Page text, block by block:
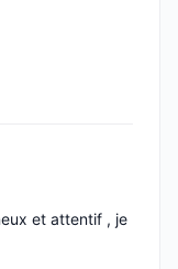
et attentif , je